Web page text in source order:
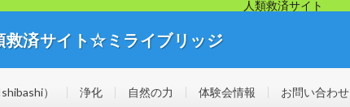
人類救済サイト
救済サイト☆ミライブリッジ
） 浄化 自然の力 体験会情報 お問い合わせ